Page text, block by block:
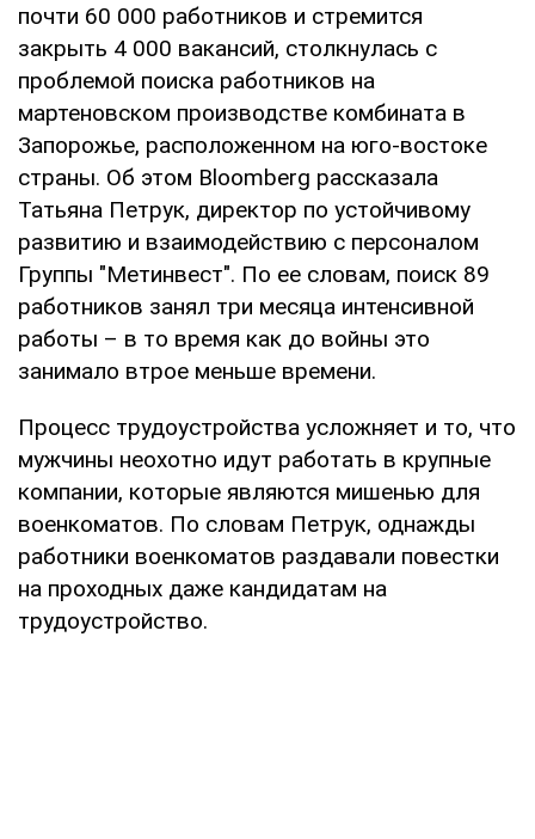
почти 60 000 работников и стремится
закрыть 4 000 вакансий, столкнулась с
проблемой поиска работников на
мартеновском производстве комбината в
Запорожье, расположенном на юго-востоке
страны. Об этом Bloomberg рассказала
Татьяна Петрук, директор по устойчивому
развитию и взаимодействию с персоналом
Группы "Метинвест". По ее словам, поиск 89
работников занял три месяца интенсивной
работы – в то время как до войны это
занимало втрое меньше времени.
Процесс трудоустройства усложняет и то, что
мужчины неохотно идут работать в крупные
компании, которые являются мишенью для
военкоматов. По словам Петрук, однажды
работники военкоматов раздавали повестки
на проходных даже кандидатам на
трудоустройство.